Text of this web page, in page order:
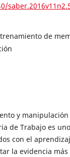
de
y manipulación
de Trabajo es
con el
la evidencia